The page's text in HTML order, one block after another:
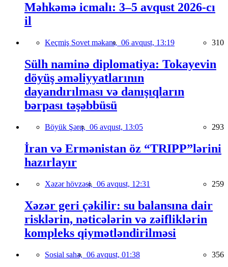
Məhkəmə icmalı: 3–5 avqust 2026-cı
il
Keçmiş Sovet məkanı, 06 avqust, 13:19 310
Sülh naminə diplomatiya: Tokayevin
döyüş əməliyyatlarının
dayandırılması və danışıqların
bərpası təşəbbüsü
Böyük Şərq, 06 avqust, 13:05 293
İran və Ermənistan öz “TRIPP”lərini
hazırlayır
Xəzər hövzəsi, 06 avqust, 12:31 259
Xəzər geri çəkilir: su balansına dair
risklərin, nəticələrin və zəifliklərin
kompleks qiymətləndirilməsi
Sosial sahə, 06 avqust, 01:38 356